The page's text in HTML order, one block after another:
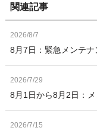
関連記事
2026/8/7
8月7日：緊急メンテナ
2026/7/29
8月1日から8月2日：
2026/7/15